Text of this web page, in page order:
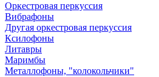
Оркестровая перкуссия
Вибрафоны
Другая оркестровая перкуссия
Ксилофоны
Литавры
Маримбы
Металлофоны, "колокольчики"